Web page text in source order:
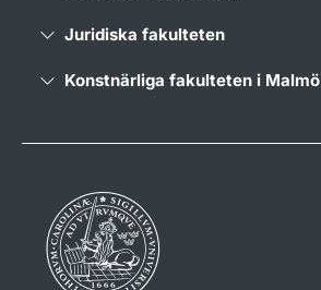
Juridiska fakulteten
Konstnärliga fakulteten i Malmö